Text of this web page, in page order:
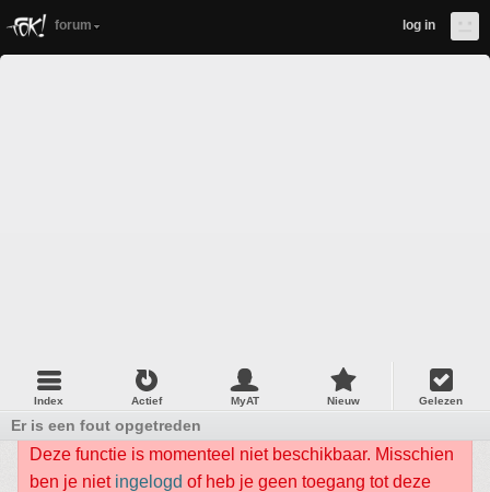
forum log in
Index Actief MyAT Nieuw Gelezen
Er is een fout opgetreden
Deze functie is momenteel niet beschikbaar. Misschien
ben je niet ingelogd of heb je geen toegang tot deze